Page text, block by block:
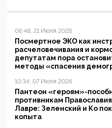
06:48, 21 Июля 2026
Посмертное ЭКО как
расчеловечивания и
депутатам пора
методы «спасения
10:34, 07 Июля 2026
Пантеон «героям»-
противникам
Лавре: Зеленский и Ко
копыта